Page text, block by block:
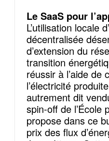
Le SaaS pour
L’utilisation locale
décentralisée
d’extension du
transition
réussir à l’aide de
l’électricité
autrement dit
spin-off de l’École
propose dans ce
prix des flux